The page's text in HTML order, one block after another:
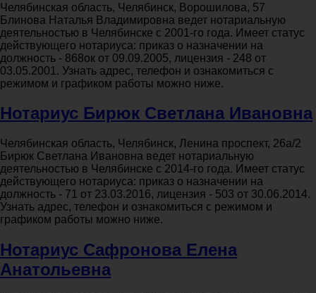
Челябинская область, Челябинск, Ворошилова, 57
Блинова Наталья Владимировна ведет нотариальную
деятельностью в Челябинске с 2001-го года. Имеет статус
действующего нотариуса: приказ о назначении на
должность - 868ок от 09.09.2005, лицензия - 248 от
03.05.2001. Узнать адрес, телефон и ознакомиться с
режимом и графиком работы можно ниже.
Нотариус Бирюк Светлана Ивановна
Челябинская область, Челябинск, Ленина проспект, 26а/2
Бирюк Светлана Ивановна ведет нотариальную
деятельностью в Челябинске с 2014-го года. Имеет статус
действующего нотариуса: приказ о назначении на
должность - 71 от 23.03.2016, лицензия - 503 от 30.06.2014.
Узнать адрес, телефон и ознакомиться с режимом и
графиком работы можно ниже.
Нотариус Сафронова Елена
Анатольевна